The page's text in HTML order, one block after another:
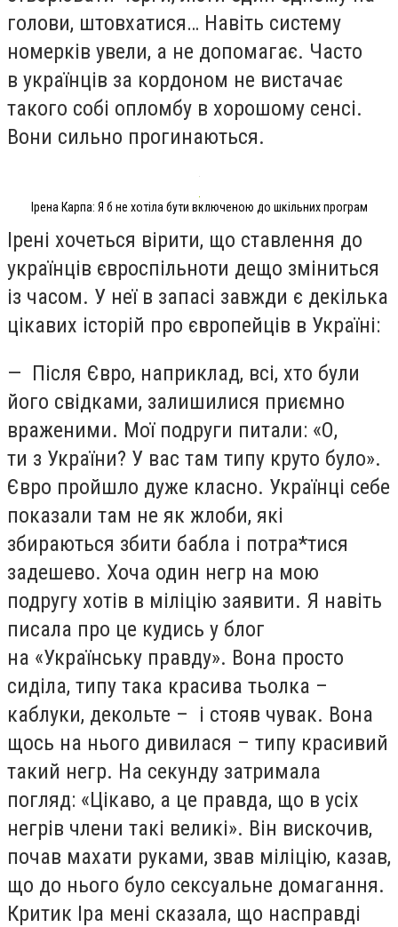
голови, штовхатися… Навіть систему
номерків увели, а не допомагає. Часто
в українців за кордоном не вистачає
такого собі опломбу в хорошому сенсі.
Вони сильно прогинаються.
Ірена Карпа: Я б не хотіла бути включеною до шкільних програм
Ірені хочеться вірити, що ставлення до
українців євроспільноти дещо зміниться
із часом. У неї в запасі завжди є декілька
цікавих історій про європейців в Україні:
— Після Євро, наприклад, всі, хто були
його свідками, залишилися приємно
враженими. Мої подруги питали: «О,
ти з України? У вас там типу круто було».
Євро пройшло дуже класно. Українці себе
показали там не як жлоби, які
збираються збити бабла і потра*тися
задешево. Хоча один негр на мою
подругу хотів в міліцію заявити. Я навіть
писала про це кудись у блог
на «Українську правду». Вона просто
сиділа, типу така красива тьолка –
каблуки, декольте – і стояв чувак. Вона
щось на нього дивилася – типу красивий
такий негр. На секунду затримала
погляд: «Цікаво, а це правда, що в усіх
негрів члени такі великі». Він вискочив,
почав махати руками, звав міліцію, казав,
що до нього було сексуальне домагання.
Критик Іра мені сказала, що насправді